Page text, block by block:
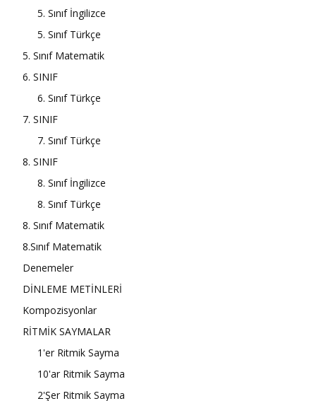
5. Sınıf İngilizce
5. Sınıf Türkçe
5. Sınıf Matematik
6. SINIF
6. Sınıf Türkçe
7. SINIF
7. Sınıf Türkçe
8. SINIF
8. Sınıf İngilizce
8. Sınıf Türkçe
8. Sınıf Matematik
8.Sınıf Matematik
Denemeler
DİNLEME METİNLERİ
Kompozisyonlar
RİTMİK SAYMALAR
1'er Ritmik Sayma
10'ar Ritmik Sayma
2'Şer Ritmik Sayma